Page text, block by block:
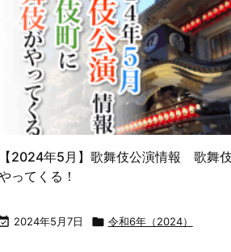
【2024年5月】歌舞伎公演情報 歌舞
ってくる！
2024年5月7日  令和6年（2024）